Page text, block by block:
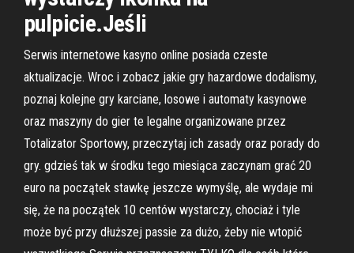
pulpicie.Jeśli
Serwis internetowe kasyno online posiada czeste
aktualizacje. Wroc i zobacz jakie gry hazardowe dodalismy,
poznaj kolejne gry karciane, losowe i automaty kasynowe
oraz maszyny do gier te legalne organizowane przez
Totalizator Sportowy, przeczytaj ich zasady oraz porady do
gry. gdzieś tak w środku tego miesiąca zaczynam grać 20
euro na początek stawkę jeszcze wymyślę, ale wydaje mi
się, że na początek 10 centów wystarczy, chociaż i tyle
może być przy dłuższej passie za dużo, żeby nie wtopić